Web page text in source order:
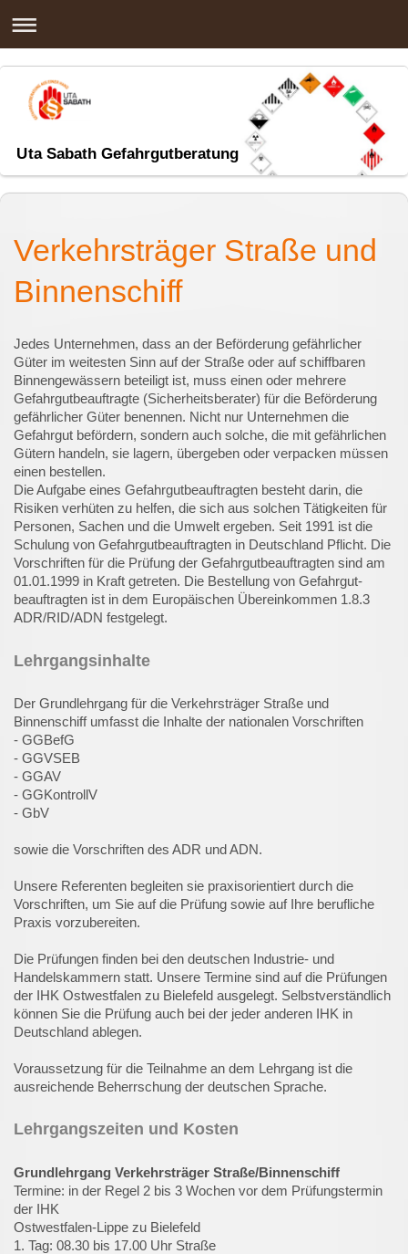
Uta Sabath Gefahrgutberatung
Verkehrsträger Straße und
Binnenschiff
Jedes Unternehmen, dass an der Beförderung gefährlicher
Güter im weitesten Sinn auf der Straße oder auf schiffbaren
Binnengewässern beteiligt ist, muss einen oder mehrere
Gefahrgutbeauftragte (Sicherheitsberater) für die Beförderung
gefährlicher Güter benennen. Nicht nur Unternehmen die
Gefahrgut befördern, sondern auch solche, die mit gefährlichen
Gütern handeln, sie lagern, übergeben oder verpacken müssen
einen bestellen.
Die Aufgabe eines Gefahrgutbeauftragten besteht darin, die
Risiken verhüten zu helfen, die sich aus solchen Tätigkeiten für
Personen, Sachen und die Umwelt ergeben. Seit 1991 ist die
Schulung von Gefahrgutbeauftragten in Deutschland Pflicht. Die
Vorschriften für die Prüfung der Gefahrgutbeauftragten sind am
01.01.1999 in Kraft getreten. Die Bestellung von Gefahrgut-
beauftragten ist in dem Europäischen Übereinkommen 1.8.3
ADR/RID/ADN festgelegt.
Lehrgangsinhalte
Der Grundlehrgang für die Verkehrsträger Straße und
Binnenschiff umfasst die Inhalte der nationalen Vorschriften
- GGBefG
- GGVSEB
- GGAV
- GGKontrollV
- GbV
sowie die Vorschriften des ADR und ADN.
Unsere Referenten begleiten sie praxisorientiert durch die
Vorschriften, um Sie auf die Prüfung sowie auf Ihre berufliche
Praxis vorzubereiten.
Die Prüfungen finden bei den deutschen Industrie- und
Handelskammern statt. Unsere Termine sind auf die Prüfungen
der IHK Ostwestfalen zu Bielefeld ausgelegt. Selbstverständlich
können Sie die Prüfung auch bei der jeder anderen IHK in
Deutschland ablegen.
Voraussetzung für die Teilnahme an dem Lehrgang ist die
ausreichende Beherrschung der deutschen Sprache.
Lehrgangszeiten und Kosten
Grundlehrgang Verkehrsträger Straße/Binnenschiff
Termine: in der Regel 2 bis 3 Wochen vor dem Prüfungstermin
der IHK
Ostwestfalen-Lippe zu Bielefeld
1. Tag: 08.30 bis 17.00 Uhr Straße